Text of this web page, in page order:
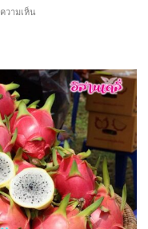
วามเห็น
บก.ปส.2
ทลาย
เครือ
ข่าย
ยา
เสพ
ติด
“Dark
Farm